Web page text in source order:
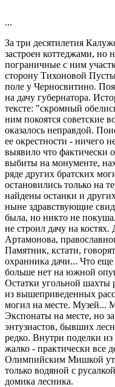
...
За три десятилетия
застроен коттеджами, но
пограничные с ним
сторону Тихоновой
поле у Черносвитино.
на дачу губернатора.
тексте: "скромный
ним покоятся советские
оказалось неправдой.
ее окрестности - ничего
выявило что фактически
выбиты на монументе,
ряде других братских
остановились только на
найдены останки и
ныне здравствующие
была, но никто не
не строил дачу на
Артамонова,
Памятник, кстати,
охранника дачи... Что
больше нет на южной
Остатки угольной шахты
из вышеприведенных
могил на месте. Музей...
Экспонаты на месте, но
энтузиастов, бывших
редко. Внутри поделки из
жалко - практически все
Олимпийским Мишкой
только водяной с
домика лесника.